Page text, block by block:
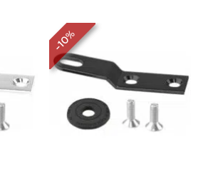
-
10
%